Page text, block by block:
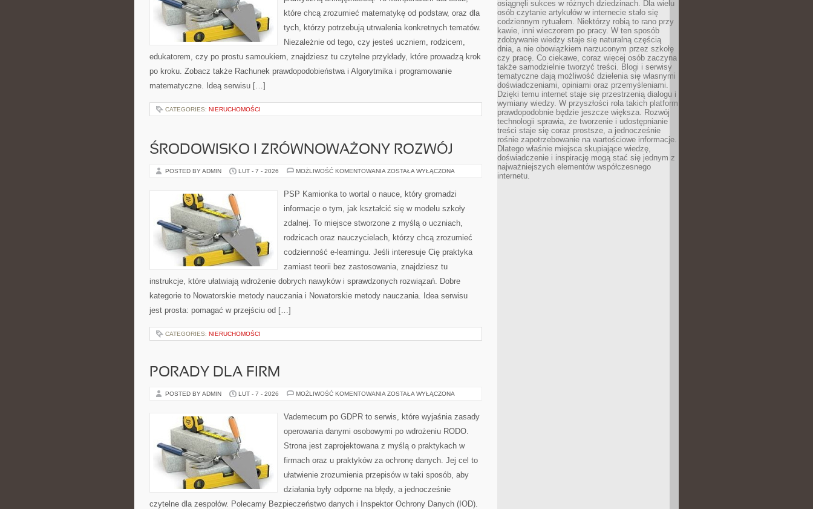
które chcą zrozumieć matematykę od podstaw, oraz dla
tych, którzy potrzebują utrwalenia konkretnych tematów.
Niezależnie od tego, czy jesteś uczniem, rodzicem,
edukatorem, czy po prostu samoukiem, znajdziesz tu czytelne przykłady, które prowadzą krok
po kroku. Zobacz także Rachunek prawdopodobieństwa i Algorytmika i programowanie
matematyczne. Ideą serwisu […]
CATEGORIES: NIERUCHOMOŚCI
ŚRODOWISKO I ZRÓWNOWAŻONY ROZWÓJ
POSTED BY ADMIN LUT - 7 - 2026 MOŻLIWOŚĆ KOMENTOWANIA ŚRODOWISKO
ROZWÓJ
ZOSTAŁA WYŁĄCZONA
PSP Kamionka to wortal o nauce, który gromadzi
informacje o tym, jak kształcić się w modelu szkoły
zdalnej. To miejsce stworzone z myślą o uczniach,
rodzicach oraz nauczycielach, którzy chcą zrozumieć
codzienność e-learningu. Jeśli interesuje Cię praktyka
zamiast teorii bez zastosowania, znajdziesz tu
instrukcje, które ułatwiają wdrożenie dobrych nawyków i sprawdzonych rozwiązań. Dobre
kategorie to Nowatorskie metody nauczania i Nowatorskie metody nauczania. Idea serwisu
jest prosta: pomagać w przejściu od […]
CATEGORIES: NIERUCHOMOŚCI
PORADY DLA FIRM
POSTED BY ADMIN LUT - 7 - 2026 MOŻLIWOŚĆ KOMENTOWANIA PORADY
ZOSTAŁA WYŁĄCZONA
Vademecum po GDPR to serwis, które wyjaśnia zasady
operowania danymi osobowymi po wdrożeniu RODO.
Strona jest zaprojektowana z myślą o praktykach w
firmach oraz u praktyków za ochronę danych. Jej cel to
ułatwienie zrozumienia przepisów w taki sposób, aby
działania były odporne na błędy, a jednocześnie
czytelne dla zespołów. Polecamy Bezpieczeństwo danych i Inspektor Ochrony Danych (IOD).
osiągnęli sukces w różnych dziedzinach. Dla wielu
osób czytanie artykułów w internecie stało się
codziennym rytuałem. Niektórzy robią to rano przy
kawie, inni wieczorem po pracy. W ten sposób
zdobywanie wiedzy staje się naturalną częścią
dnia, a nie obowiązkiem narzuconym przez szkołę
czy pracę. Co ciekawe, coraz więcej osób zaczyna
także samodzielnie tworzyć treści. Blogi i serwisy
tematyczne dają możliwość dzielenia się własnymi
doświadczeniami, opiniami oraz przemyśleniami.
Dzięki temu internet staje się przestrzenią dialogu i
wymiany wiedzy. W przyszłości rola takich platform
prawdopodobnie będzie jeszcze większa. Rozwój
technologii sprawia, że tworzenie i udostępnianie
treści staje się coraz prostsze, a jednocześnie
rośnie zapotrzebowanie na wartościowe informacje.
Dlatego właśnie miejsca skupiające wiedzę,
doświadczenie i inspirację mogą stać się jednym z
najważniejszych elementów współczesnego
internetu.